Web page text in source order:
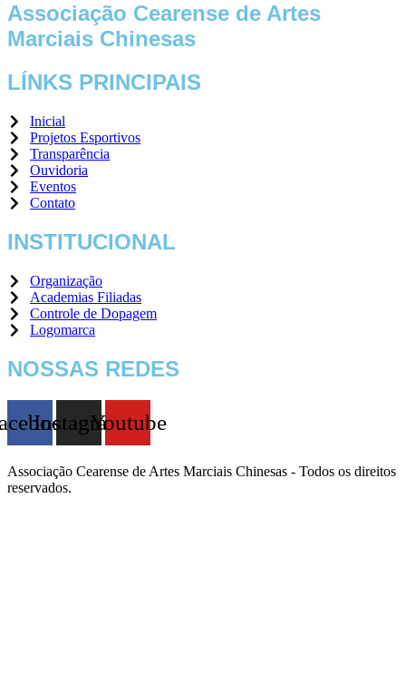
Associação Cearense de Artes
Marciais Chinesas
LÍNKS PRINCIPAIS
Inicial
Projetos Esportivos
Transparência
Ouvidoria
Eventos
Contato
INSTITUCIONAL
Organização
Academias Filiadas
Controle de Dopagem
Logomarca
NOSSAS REDES
InstagramYoutube
Associação Cearense de Artes Marciais Chinesas - Todos os direitos
reservados.